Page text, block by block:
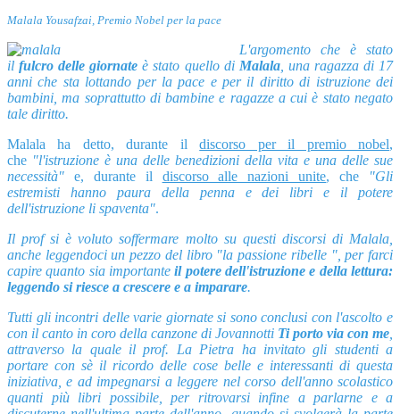
Malala Yousafzai, Premio Nobel per la pace
L'argomento che è stato
ilfulcro delle giornate è stato quello di Malala, una ragazza di 17
anni che sta lottando per la pace e per il diritto di istruzione dei
bambini, ma soprattutto di bambine e ragazze a cui è stato negato
tale diritto.
Malala ha detto, durante ildiscorso per il premio nobel,
che "l'istruzione è una delle benedizioni della vita e una delle sue
necessità" e, durante il discorso alle nazioni unite, che
"Gli
estremisti hanno paura della penna e dei libri e il potere
dell'istruzione li spaventa".
Il prof si è voluto soffermare molto su questi discorsi di Malala,
anche leggendoci un pezzo del libro "la passione ribelle ", per farci
capire quanto sia importanteil potere dell'istruzione e della lettura:
leggendo si riesce a crescere e a imparare.
Tutti gli incontri delle varie giornate si sono conclusi con l'ascolto e
con il canto in coro della canzone di Jovannotti Ti porto via con me
attraverso la quale il prof. La Pietra ha invitato gli studenti a
portare con sè il ricordo delle cose belle e interessanti di questa
iniziativa, e ad impegnarsi a leggere nel corso dell'anno scolastico
quanti più libri possibile, per ritrovarsi infine a parlarne e a